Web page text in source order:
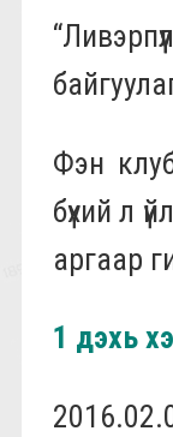
Фэн
бүхий л
аргаар
1 дэхь